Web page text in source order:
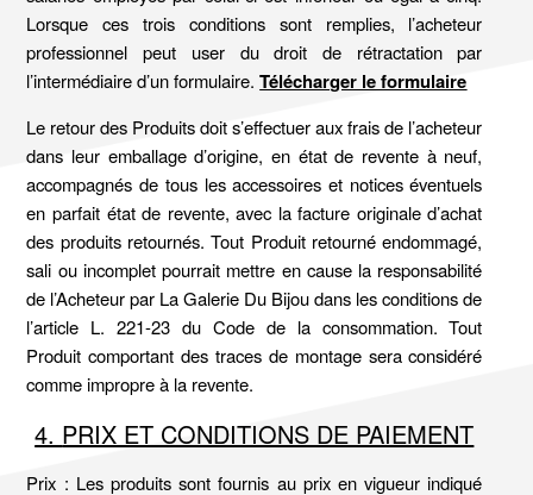
Lorsque ces trois conditions sont remplies, l’acheteur
professionnel peut user du droit de rétractation par
l’intermédiaire d’un formulaire.Télécharger le formulaire
Le retour des Produits doit s’effectuer aux frais de l’acheteur
dans leur emballage d’origine, en état de revente à neuf,
accompagnés de tous les accessoires et notices éventuels
en parfait état de revente, avec la facture originale d’achat
des produits retournés. Tout Produit retourné endommagé,
sali ou incomplet pourrait mettre en cause la responsabilité
de l’Acheteur par La Galerie Du Bijou dans les conditions de
l’article L. 221-23 du Code de la consommation. Tout
Produit comportant des traces de montage sera considéré
comme impropre à la revente.
4. PRIX ET CONDITIONS DE PAIEMENT
Prix : Les produits sont fournis au prix en vigueur indiqué